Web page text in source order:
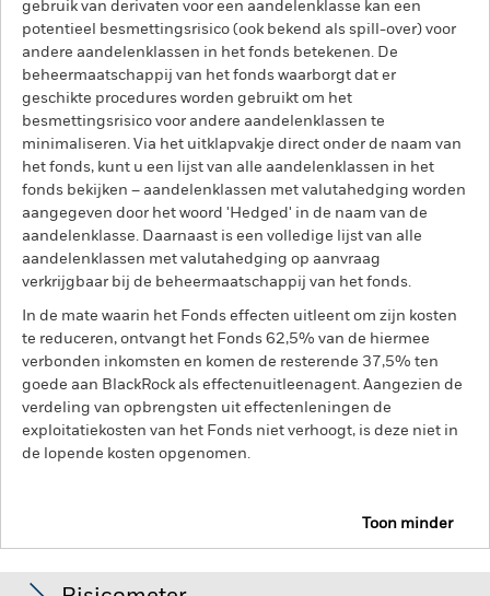
gebruik van derivaten voor een aandelenklasse kan een
potentieel besmettingsrisico (ook bekend als spill-over) voor
andere aandelenklassen in het fonds betekenen. De
beheermaatschappij van het fonds waarborgt dat er
geschikte procedures worden gebruikt om het
besmettingsrisico voor andere aandelenklassen te
minimaliseren. Via het uitklapvakje direct onder de naam van
het fonds, kunt u een lijst van alle aandelenklassen in het
fonds bekijken – aandelenklassen met valutahedging worden
aangegeven door het woord 'Hedged' in de naam van de
aandelenklasse. Daarnaast is een volledige lijst van alle
aandelenklassen met valutahedging op aanvraag
verkrijgbaar bij de beheermaatschappij van het fonds.
In de mate waarin het Fonds effecten uitleent om zijn kosten
te reduceren, ontvangt het Fonds 62,5% van de hiermee
verbonden inkomsten en komen de resterende 37,5% ten
goede aan BlackRock als effectenuitleenagent. Aangezien de
verdeling van opbrengsten uit effectenleningen de
exploitatiekosten van het Fonds niet verhoogt, is deze niet in
de lopende kosten opgenomen.
Toon minder
Return Fund